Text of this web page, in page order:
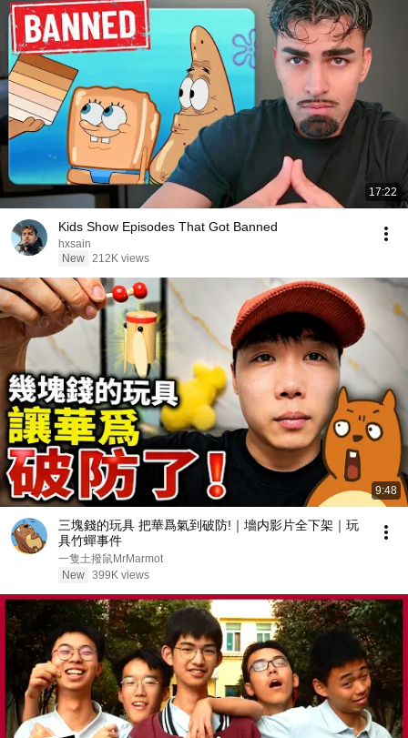
17:22
Kids Show Episodes That Got Banned
hxsain
New 212K views
9:48
三塊錢的玩具 把華爲氣到破防!｜墻内影片全下架｜玩
具竹蟬事件
一隻土撥鼠MrMarmot
New 399K views